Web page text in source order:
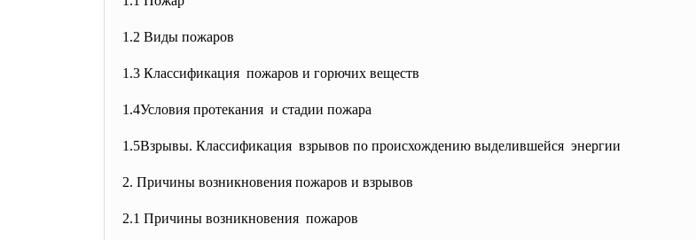
1.2 Виды пожаров
1.3 Классификация пожаров и горючих веществ
1.4Условия протекания и стадии пожара
1.5Взрывы. Классификация взрывов по происхождению выделившейся энергии
2. Причины возникновения пожаров и взрывов
2.1 Причины возникновения пожаров